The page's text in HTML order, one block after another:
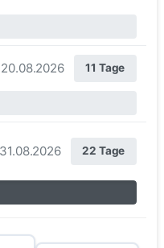
11 Tage
22 Tage